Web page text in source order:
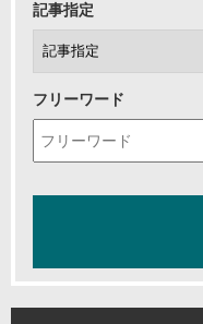
記事指定
フリーワード